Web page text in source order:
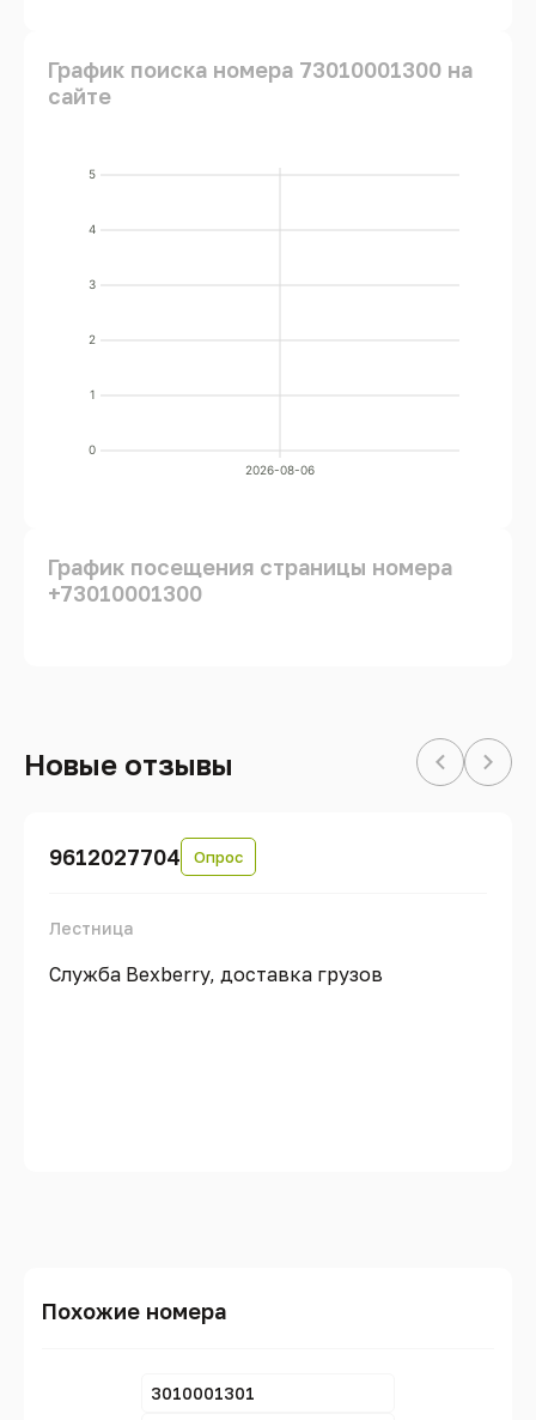
График поиска номера 73010001300 на
сайте
0
1
2
3
4
5
2026-08-06
График посещения страницы номера
+73010001300
Новые отзывы
9612027704 Опрос
Лестница
Служба Bexberry, доставка грузов
Похожие номера
3010001301